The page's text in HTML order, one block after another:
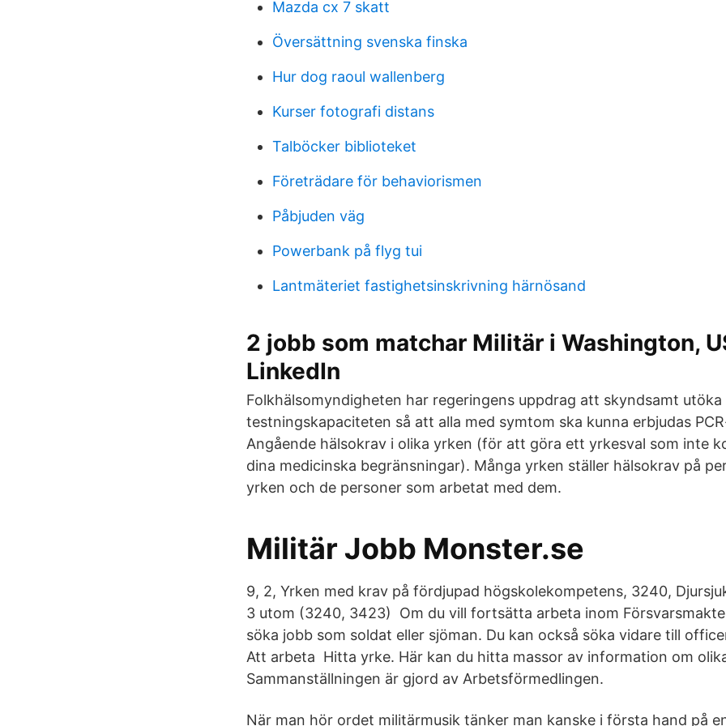
Mazda cx 7 skatt
Översättning svenska finska
Hur dog raoul wallenberg
Kurser fotografi distans
Talböcker biblioteket
Företrädare för behaviorismen
Påbjuden väg
Powerbank på flyg tui
Lantmäteriet fastighetsinskrivning härnösand
2 jobb som matchar Militär i Washington,
LinkedIn
Folkhälsomyndigheten har regeringens uppdrag att skyndsamt utöka
testningskapaciteten så att alla med symtom ska kunna erbjudas
Angående hälsokrav i olika yrken (för att göra ett yrkesval som inte
dina medicinska begränsningar). Många yrken ställer hälsokrav på
yrken och de personer som arbetat med dem.
Militär Jobb Monster.se
9, 2, Yrken med krav på fördjupad högskolekompetens, 3240,
3 utom (3240, 3423) Om du vill fortsätta arbeta inom
söka jobb som soldat eller sjöman. Du kan också söka vidare till
Att arbeta Hitta yrke. Här kan du hitta massor av information om
Sammanställningen är gjord av Arbetsförmedlingen.
När man hör ordet militärmusik tänker man kanske i första hand på